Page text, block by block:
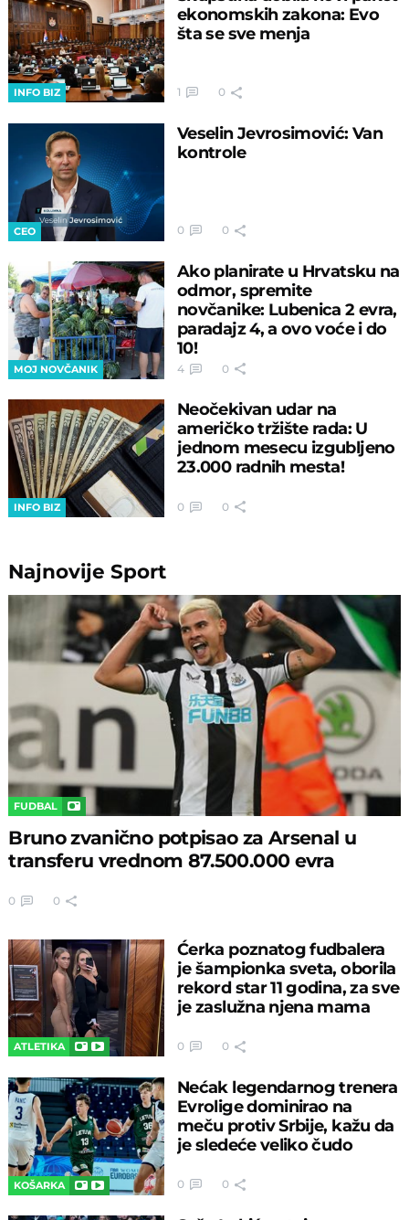
INFO BIZ
ekonomskih zakona: Evo
šta se sve menja
1 0
CEO
Veselin Jevrosimović: Van
kontrole
0 0
MOJ NOVČANIK
Ako planirate u Hrvatsku na
odmor, spremite
novčanike: Lubenica 2 evra,
paradajz 4, a ovo voće i do
10!
4 0
INFO BIZ
Neočekivan udar na
američko tržište rada: U
jednom mesecu izgubljeno
23.000 radnih mesta!
0 0
NajnovijeSport
FUDBAL
Bruno zvanično potpisao za Arsenal u
transferu vrednom 87.500.000 evra
0 0
ATLETIKA
Ćerka poznatog fudbalera
je šampionka sveta, oborila
rekord star 11 godina, za sve
je zaslužna njena mama
0 0
KOŠARKA
Nećak legendarnog trenera
Evrolige dominirao na
meču protiv Srbije, kažu da
je sledeće veliko čudo
0 0